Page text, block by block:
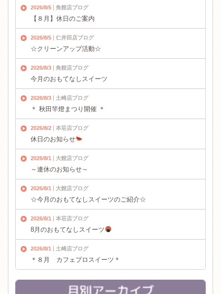
2026/8/5 角館店ブログ
【８月】休日のご案内
2026/8/5 仁井田店ブログ
☆クリーンアップ活動☆
2026/8/3 角館店ブログ
今月のおもてなしスイーツ
2026/8/3 土崎店ブログ
＊ 秋田竿燈まつり開催 ＊
2026/8/2 本荘店ブログ
休日のお知らせ
2026/8/1 大館店ブログ
～連休のお知らせ～
2026/8/1 大館店ブログ
☆今月のおもてなしスイーツのご紹介☆
2026/8/1 本荘店ブログ
8月のおもてなしスイーツ
2026/8/1 土崎店ブログ
＊８月 カフェプロスイーツ＊